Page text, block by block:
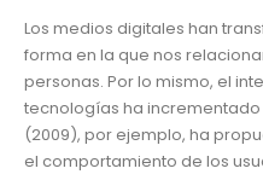
Los medios digitales han
forma en la que nos
personas. Por lo mismo, el
tecnologías ha incrementado
(2009), por ejemplo, ha
el comportamiento de los